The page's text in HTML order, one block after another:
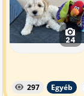
24
297 Egyéb